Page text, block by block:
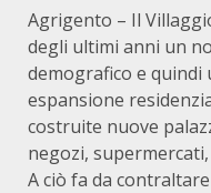
Agrigento – Il
degli ultimi anni un
demografico e quindi
espansione
costruite nuove
negozi,
A ciò fa da